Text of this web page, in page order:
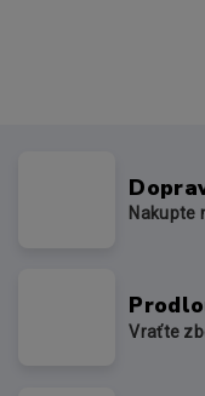
Nakupte
Vraťte